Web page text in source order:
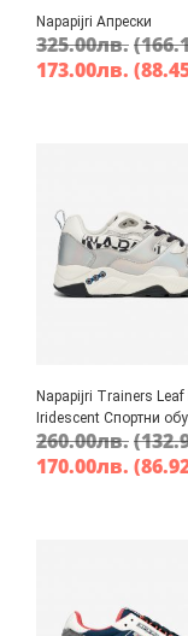
Napapijri Апрески
325.00лв.
173.00лв.
Napapijri Trainers Leaf
Iridescent Спортни
260.00лв.
170.00лв.